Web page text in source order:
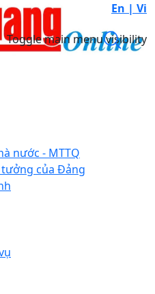
En | Vi
Toggle main menu visibility
nước - MTTQ
của Đảng